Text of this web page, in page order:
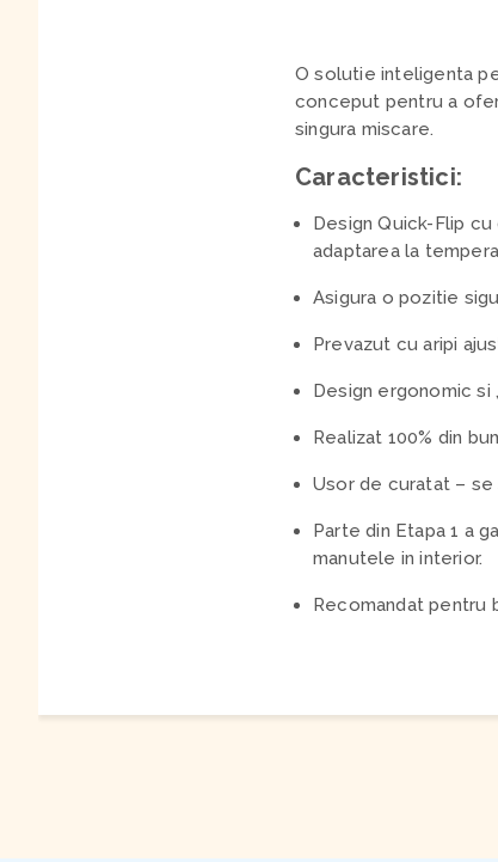
O solutie inteligenta
conceput pentru a
singura miscare.
Caracteristici:
Design Quick-Flip
adaptarea la
Asigura o pozitie
Prevazut cu aripi
Design ergonomic si
Realizat 100% din
Usor de curatat – se
Parte din Etapa 1 a
manutele in interior.
Recomandat pentru